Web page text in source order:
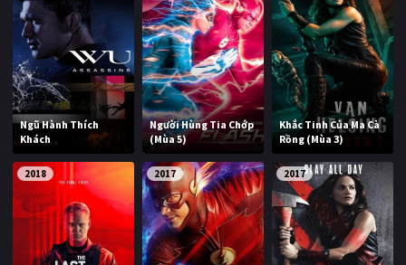
Ngũ Hành Thích
Khách
Người Hùng Tia Chớp
(Mùa 5)
Khắc Tinh Của Ma Cà
Rồng (Mùa 3)
2018 2017 2017